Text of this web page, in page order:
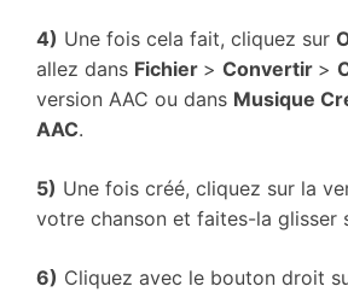
4) Une fois cela fait, cliquez sur
allez dans Fichier > Convertir >
version AAC ou dans Musique
AAC.
5) Une fois créé, cliquez sur la
votre chanson et faites-la glisser
6) Cliquez avec le bouton droit